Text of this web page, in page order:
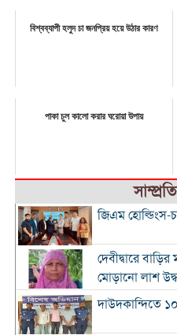
বিশ্বব্যাপী হলুদ চা জনপ্রিয় হয়ে উঠার কারণ
পাকা চুল কালো করার ঘরোয়া উপায়
জিএম হোল্ডিংস-
দেবীদ্বারে
মোড়ানো লাশ
দাউদকান্দিতে ১০